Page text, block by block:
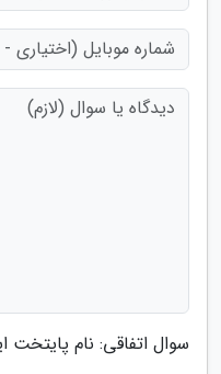
سوال اتفاقی: نام